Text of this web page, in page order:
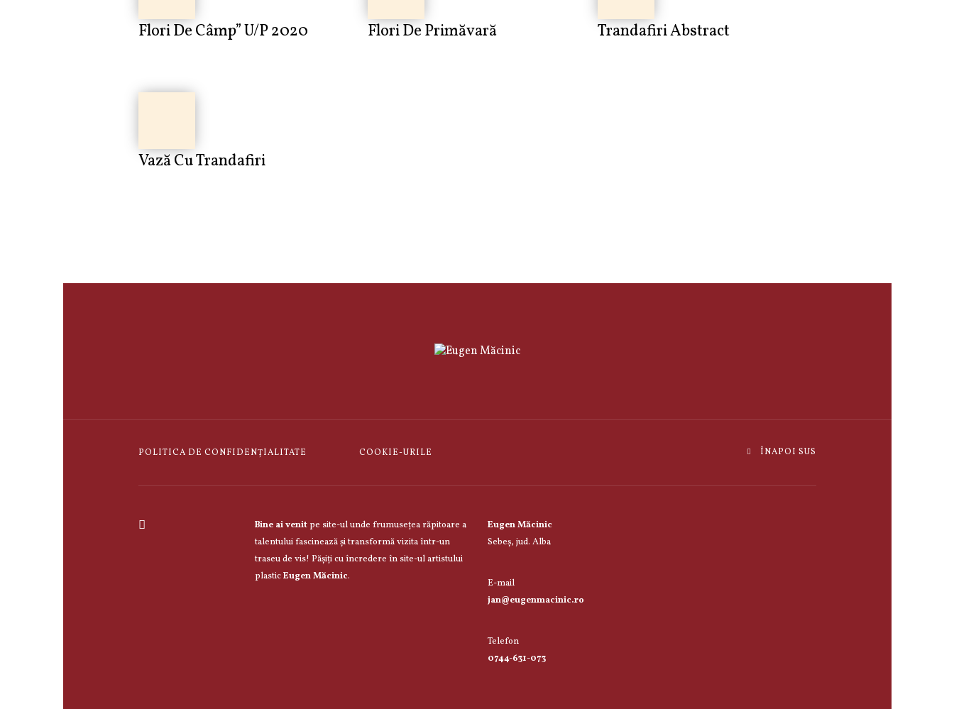
Flori De Câmp” U/p 2020 Flori De Primăvară Trandafiri Abstract
Vază Cu Trandafiri
POLITICA DE CONFIDENȚIALITATE COOKIE-URILE ÎNAPOI SUS
Bine ai venitpe site-ul unde frumusețea răpitoare a
talentului fascinează și transformă vizita într-un
traseu de vis! Pășiți cu încredere în site-ul artistului
plasticEugen Măcinic.
Eugen Măcinic
Sebeș, jud. Alba
E-mail
jan@eugenmacinic.ro
Telefon
0744-631-073